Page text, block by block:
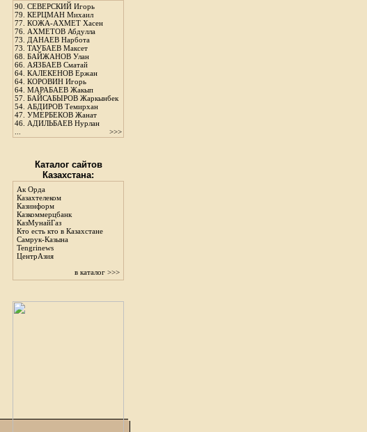
90. СЕВЕРСКИЙ Игорь
79. КЕРЦМАН Михаил
77. КОЖА-АХМЕТ Хасен
76. АХМЕТОВ Абдулла
73. ДАНАЕВ Нарбота
73. ТАУБАЕВ Максет
68. БАЙЖАНОВ Улан
66. АЯЗБАЕВ Сматай
64. КАЛЕКЕНОВ Ержан
64. КОРОВИН Игорь
64. МАРАБАЕВ Жакып
57. БАЙСАБЫРОВ Жаркынбек
54. АБДИРОВ Темирхан
47. УМЕРБЕКОВ Жанат
46. АДИЛЬБАЕВ Нурлан
>>>
Каталог сайтов
Казахстана:
Ак Орда
Казахтелеком
Казинформ
Казкоммерцбанк
КазМунайГаз
Кто есть кто в Казахстане
Самрук-Казына
Tengrinews
ЦентрАзия
в каталог >>>